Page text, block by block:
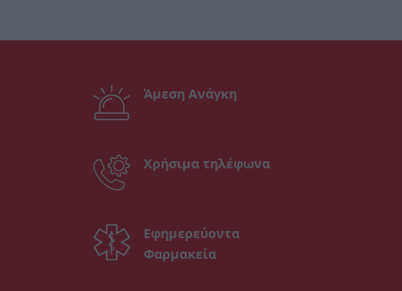
Άμεση Ανάγκη
Χρήσιμα τηλέφωνα
Εφημερεύοντα
Φαρμακεία